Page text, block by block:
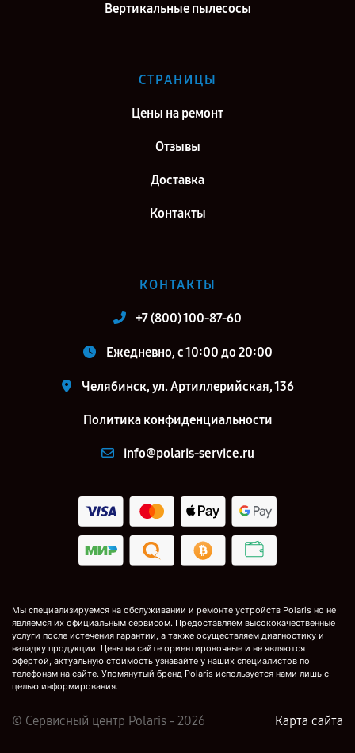
Вертикальные пылесосы
СТРАНИЦЫ
Цены на ремонт
Отзывы
Доставка
Контакты
КОНТАКТЫ
+7 (800) 100-87-60
Ежедневно, с 10:00 до 20:00
Челябинск, ул. Артиллерийская, 136
Политика конфиденциальности
info@polaris-service.ru
Мы специализируемся на обслуживании и ремонте устройств Polaris но не
являемся их официальным сервисом. Предоставляем высококачественные
услуги после истечения гарантии, а также осуществляем диагностику и
наладку продукции. Цены на сайте ориентировочные и не являются
офертой, актуальную стоимость узнавайте у наших специалистов по
телефонам на сайте. Упомянутый бренд Polaris используется нами лишь с
целью информирования.
© Сервисный центр Polaris - 2026 Карта сайта